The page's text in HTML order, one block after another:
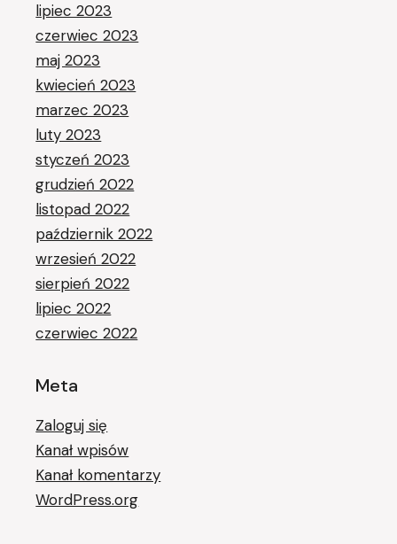
lipiec 2023
czerwiec 2023
maj 2023
kwiecień 2023
marzec 2023
luty 2023
styczeń 2023
grudzień 2022
listopad 2022
październik 2022
wrzesień 2022
sierpień 2022
lipiec 2022
czerwiec 2022
Meta
Zaloguj się
Kanał wpisów
Kanał komentarzy
WordPress.org